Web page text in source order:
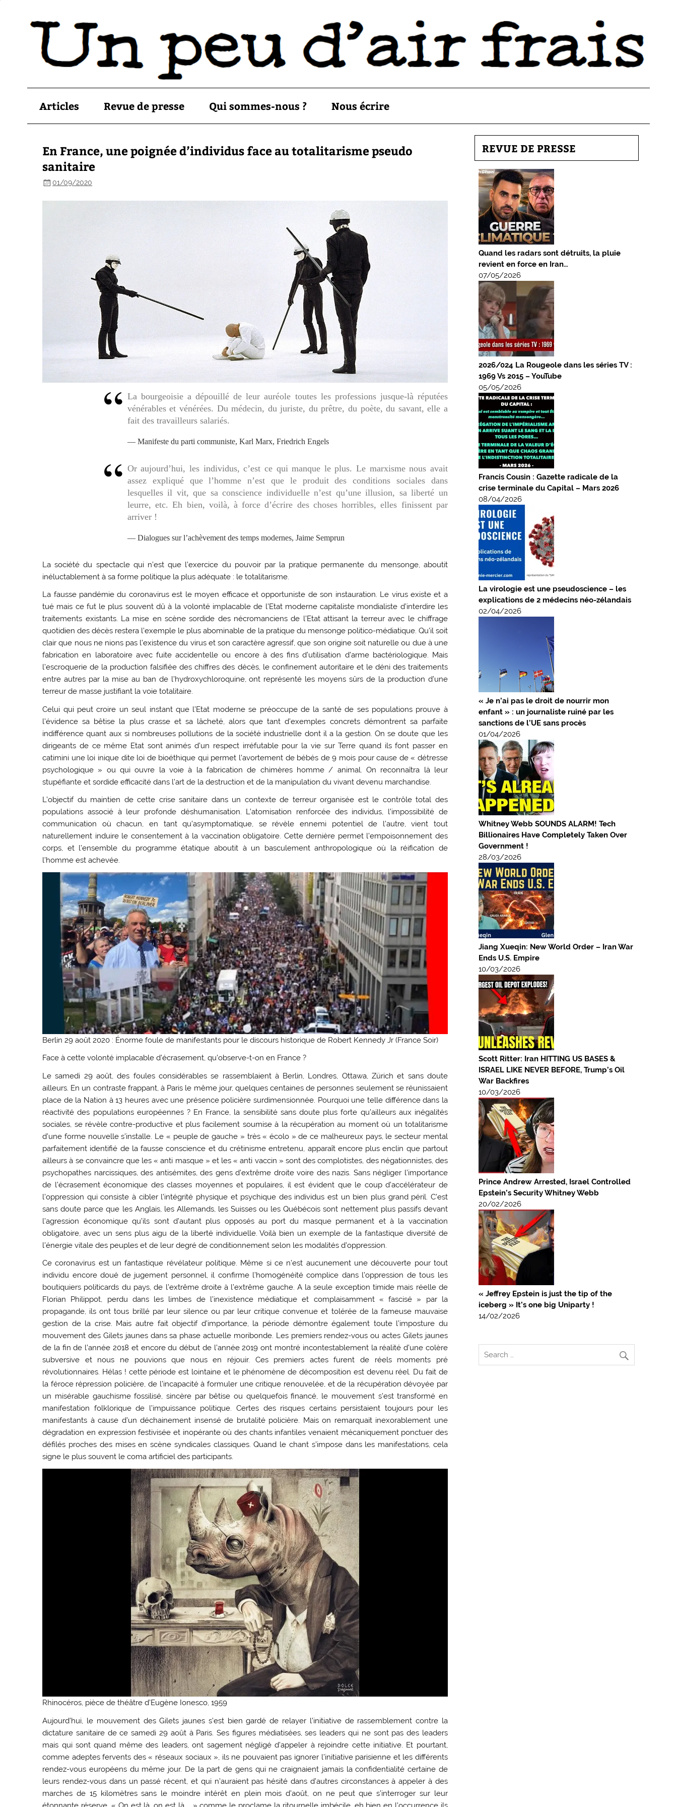
Articles Revue de presse Qui sommes-nous ? Nous écrire
En France, une poignée d’individus face au totalitarisme pseudo
sanitaire
01/09/2020
La bourgeoisie a dépouillé de leur auréole toutes les professions jusque-là réputées
vénérables et vénérées. Du médecin, du juriste, du prêtre, du poète, du savant, elle a
fait des travailleurs salariés.
Manifeste du parti communiste, Karl Marx, Friedrich Engels
Or aujourd’hui, les individus, c’est ce qui manque le plus. Le marxisme nous avait
assez expliqué que l’homme n’est que le produit des conditions sociales dans
lesquelles il vit, que sa conscience individuelle n’est qu’une illusion, sa liberté un
leurre, etc. Eh bien, voilà, à force d’écrire des choses horribles, elles finissent par
arriver !
Dialogues sur l’achèvement des temps modernes, Jaime Semprun
La société du spectacle qui n’est que l’exercice du pouvoir par la pratique permanente du mensonge, aboutit
inéluctablement à sa forme politique la plus adéquate : le totalitarisme.
La fausse pandémie du coronavirus est le moyen efficace et opportuniste de son instauration. Le virus existe et a
tué mais ce fut le plus souvent dû à la volonté implacable de l’Etat moderne capitaliste mondialiste d’interdire les
traitements existants. La mise en scène sordide des nécromanciens de l’Etat attisant la terreur avec le chiffrage
quotidien des décès restera l’exemple le plus abominable de la pratique du mensonge politico-médiatique. Qu’il soit
clair que nous ne nions pas l’existence du virus et son caractère agressif, que son origine soit naturelle ou due à une
fabrication en laboratoire avec fuite accidentelle ou encore à des fins d’utilisation d’arme bactériologique. Mais
l’escroquerie de la production falsifiée des chiffres des décès, le confinement autoritaire et le déni des traitements
entre autres par la mise au ban de l’hydroxychloroquine, ont représenté les moyens sûrs de la production d’une
terreur de masse justifiant la voie totalitaire.
Celui qui peut croire un seul instant que l’Etat moderne se préoccupe de la santé de ses populations prouve à
l’évidence sa bêtise la plus crasse et sa lâcheté, alors que tant d’exemples concrets démontrent sa parfaite
indifférence quant aux si nombreuses pollutions de la société industrielle dont il a la gestion. On se doute que les
dirigeants de ce même Etat sont animés d’un respect irréfutable pour la vie sur Terre quand ils font passer en
catimini une loi inique dite loi de bioéthique qui permet l’avortement de bébés de 9 mois pour cause de « détresse
psychologique » ou qui ouvre la voie à la fabrication de chimères homme / animal. On reconnaîtra là leur
stupéfiante et sordide efficacité dans l’art de la destruction et de la manipulation du vivant devenu marchandise.
L’objectif du maintien de cette crise sanitaire dans un contexte de terreur organisée est le contrôle total des
populations associé à leur profonde déshumanisation. L’atomisation renforcée des individus, l’impossibilité de
communication où chacun, en tant qu’asymptomatique, se révèle ennemi potentiel de l’autre, vient tout
naturellement induire le consentement à la vaccination obligatoire. Cette dernière permet l’empoisonnement des
corps, et l’ensemble du programme étatique aboutit à un basculement anthropologique où la réification de
l’homme est achevée.
Berlin 29 août 2020 : Énorme foule de manifestants pour le discours historique de Robert Kennedy Jr (France Soir)
Face à cette volonté implacable d’écrasement, qu’observe-t-on en France ?
Le samedi 29 août, des foules considérables se rassemblaient à Berlin, Londres, Ottawa, Zürich et sans doute
ailleurs. En un contraste frappant, à Paris le même jour, quelques centaines de personnes seulement se réunissaient
place de la Nation à 13 heures avec une présence policière surdimensionnée. Pourquoi une telle différence dans la
réactivité des populations européennes ? En France, la sensibilité sans doute plus forte qu’ailleurs aux inégalités
sociales, se révèle contre-productive et plus facilement soumise à la récupération au moment où un totalitarisme
d’une forme nouvelle s’installe. Le « peuple de gauche » très « écolo » de ce malheureux pays, le secteur mental
parfaitement identifié de la fausse conscience et du crétinisme entretenu, apparaît encore plus enclin que partout
ailleurs à se convaincre que les « anti masque » et les « anti vaccin » sont des complotistes, des négationnistes, des
psychopathes narcissiques, des antisémites, des gens d’extrême droite voire des nazis. Sans négliger l’importance
de l’écrasement économique des classes moyennes et populaires, il est évident que le coup d’accélérateur de
l’oppression qui consiste à cibler l’intégrité physique et psychique des individus est un bien plus grand péril. C’est
sans doute parce que les Anglais, les Allemands, les Suisses ou les Québécois sont nettement plus passifs devant
l’agression économique qu’ils sont d’autant plus opposés au port du masque permanent et à la vaccination
obligatoire, avec un sens plus aigu de la liberté individuelle. Voilà bien un exemple de la fantastique diversité de
l’énergie vitale des peuples et de leur degré de conditionnement selon les modalités d’oppression.
Ce coronavirus est un fantastique révélateur politique. Même si ce n’est aucunement une découverte pour tout
individu encore doué de jugement personnel, il confirme l’homogénéité complice dans l’oppression de tous les
boutiquiers politicards du pays, de l’extrême droite à l’extrême gauche. A la seule exception timide mais réelle de
Florian Philippot, perdu dans les limbes de l’inexistence médiatique et complaisamment « fascisé » par la
propagande, ils ont tous brillé par leur silence ou par leur critique convenue et tolérée de la fameuse mauvaise
gestion de la crise. Mais autre fait objectif d’importance, la période démontre également toute l’imposture du
mouvement des Gilets jaunes dans sa phase actuelle moribonde. Les premiers rendez-vous ou actes Gilets jaunes
de la fin de l’année 2018 et encore du début de l’année 2019 ont montré incontestablement la réalité d’une colère
subversive et nous ne pouvions que nous en réjouir. Ces premiers actes furent de réels moments pré
révolutionnaires. Hélas ! cette période est lointaine et le phénomène de décomposition est devenu réel. Du fait de
la féroce répression policière, de l’incapacité à formuler une critique renouvelée, et de la récupération dévoyée par
un misérable gauchisme fossilisé, sincère par bêtise ou quelquefois financé, le mouvement s’est transformé en
manifestation folklorique de l’impuissance politique. Certes des risques certains persistaient toujours pour les
manifestants à cause d’un déchainement insensé de brutalité policière. Mais on remarquait inexorablement une
dégradation en expression festivisée et inopérante où des chants infantiles venaient mécaniquement ponctuer des
défilés proches des mises en scène syndicales classiques. Quand le chant s’impose dans les manifestations, cela
signe le plus souvent le coma artificiel des participants.
Rhinocéros, pièce de théâtre d’Eugène Ionesco, 1959
Aujourd’hui, le mouvement des Gilets jaunes s’est bien gardé de relayer l’initiative de rassemblement contre la
dictature sanitaire de ce samedi 29 août à Paris. Ses figures médiatisées, ses leaders qui ne sont pas des leaders
mais qui sont quand même des leaders, ont sagement négligé d’appeler à rejoindre cette initiative. Et pourtant,
comme adeptes fervents des « réseaux sociaux », ils ne pouvaient pas ignorer l’initiative parisienne et les différents
rendez-vous européens du même jour. De la part de gens qui ne craignaient jamais la confidentialité certaine de
leurs rendez-vous dans un passé récent, et qui n’auraient pas hésité dans d’autres circonstances à appeler à des
marches de 15 kilomètres sans le moindre intérêt en plein mois d’août, on ne peut que s’interroger sur leur
REVUE DE PRESSE
Quand les radars sont détruits, la pluie
revient en force en Iran…
07/05/2026
2026/024 La Rougeole dans les séries TV :
1969 Vs 2015 – YouTube
05/05/2026
Francis Cousin : Gazette radicale de la
crise terminale du Capital – Mars 2026
08/04/2026
La virologie est une pseudoscience – les
explications de 2 médecins néo-zélandais
02/04/2026
« Je n’ai pas le droit de nourrir mon
enfant » : un journaliste ruiné par les
sanctions de l’UE sans procès
01/04/2026
Whitney Webb SOUNDS ALARM! Tech
Billionaires Have Completely Taken Over
Government !
28/03/2026
Jiang Xueqin: New World Order – Iran War
Ends U.S. Empire
10/03/2026
Scott Ritter: Iran HITTING US BASES &
ISRAEL LIKE NEVER BEFORE, Trump’s Oil
War Backfires
10/03/2026
Prince Andrew Arrested, Israel Controlled
Epstein’s Security Whitney Webb
20/02/2026
« Jeffrey Epstein is just the tip of the
iceberg » It’s one big Uniparty !
14/02/2026